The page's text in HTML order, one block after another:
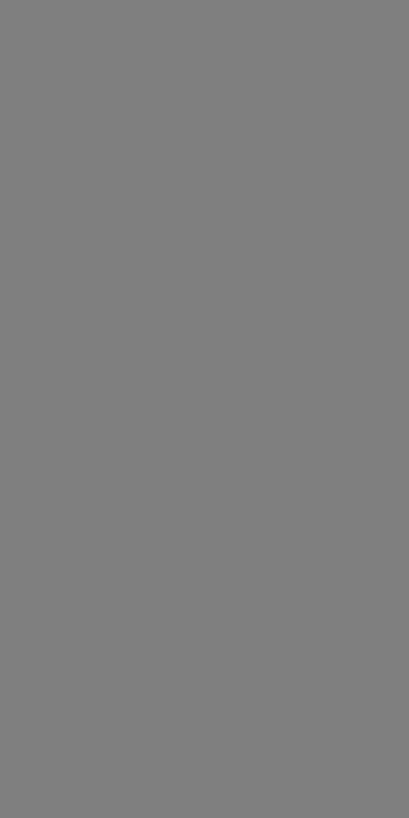
un amateur de
de nouvelles saveurs, avec
laissez-vous séduire par le
blanc et embarquez pour un voyage
exaltants.
son goût unique et sa capacité à servir de base à de
le rhum blanc offre une saveur douce, légèrement
ce qui en fait un choix idéal pour des mélanges
siroter un rhum blanc pur ou l'incorporer dans des
de cocktails. Découvrez sur Comptoir des Vignes
à vos moments de détente.
écoute
sur-mesure et repartez